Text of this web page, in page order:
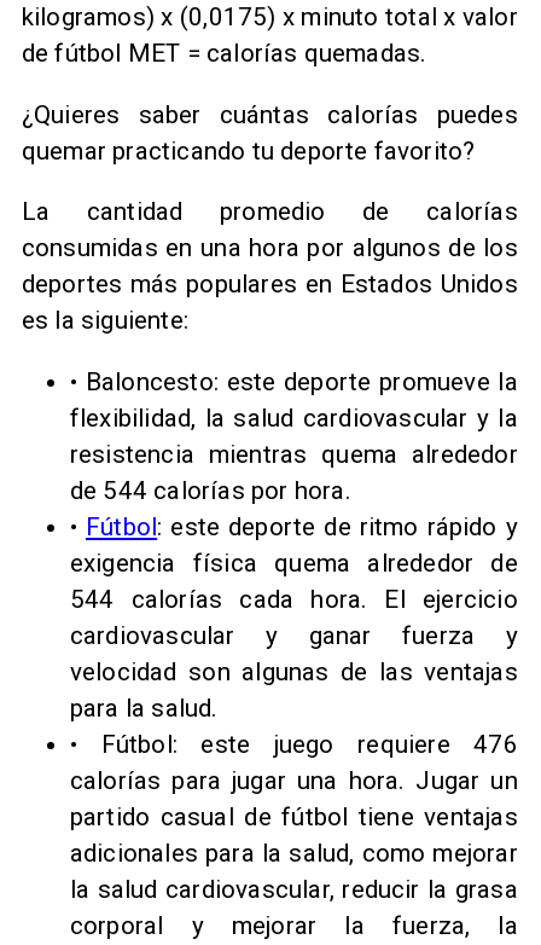
kilogramos) x (0,0175) x minuto total x valor
de fútbol MET = calorías quemadas.
¿Quieres saber cuántas calorías puedes
quemar practicando tu deporte favorito?
La cantidad promedio de calorías
consumidas en una hora por algunos de los
deportes más populares en Estados Unidos
es la siguiente:
• Baloncesto: este deporte promueve la
flexibilidad, la salud cardiovascular y la
resistencia mientras quema alrededor
de 544 calorías por hora.
• Fútbol: este deporte de ritmo rápido y
exigencia física quema alrededor de
544 calorías cada hora. El ejercicio
cardiovascular y ganar fuerza y
velocidad son algunas de las ventajas
para la salud.
• Fútbol: este juego requiere 476
calorías para jugar una hora. Jugar un
partido casual de fútbol tiene ventajas
adicionales para la salud, como mejorar
la salud cardiovascular, reducir la grasa
corporal y mejorar la fuerza, la